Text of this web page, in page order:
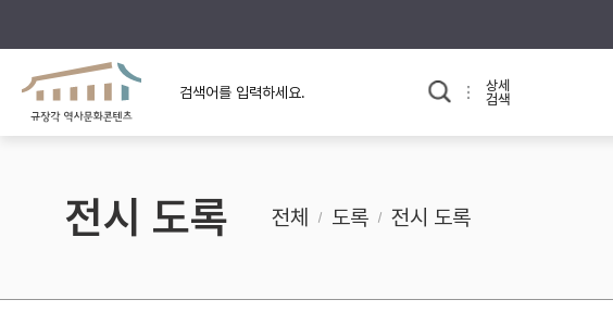
규장각의 어제와 오늘
규장각 소개영상
사료와 문학으로 본
고대
조선 후기
교과 연동 자료
상세
검색
전시 도록 전체 도록 전시 도록